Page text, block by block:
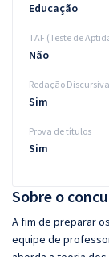
Sobre o
A fim de preparar
equipe de
Educação
TAF (Teste de
Não
Redação Discursiva
Sim
Prova de títulos
Sim